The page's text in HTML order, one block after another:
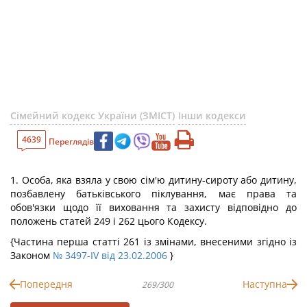
Сімейний кодекс України (ЗМІСТ) Інши кодекси
4639 Переглядів
1. Особа, яка взяла у свою сім'ю дитину-сироту або дитину,
позбавлену батьківського піклування, має права та
обов'язки щодо її виховання та захисту відповідно до
положень статей 249 і 262 цього Кодексу.
{Частина перша статті 261 із змінами, внесеними згідно із
Законом № 3497-IV від 23.02.2006 }
Попередня 269/300 Наступна